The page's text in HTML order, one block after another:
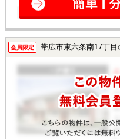
会員限定 帯広市東六条南17丁目